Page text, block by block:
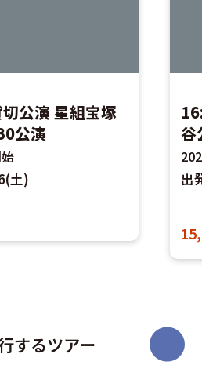
ツアー宙組刈
ン
00より発売開始
月),2026/11/10(火
出
するツアー